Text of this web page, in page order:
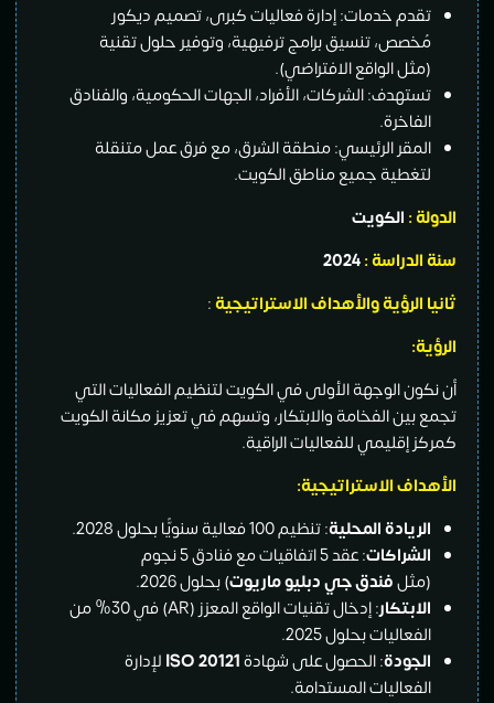
تقدم خدمات: إدارة فعاليات كبرى، تصميم ديكور
مُخصص، تنسيق برامج ترفيهية، وتوفير حلول تقنية
(مثل الواقع الافتراضي).
تستهدف: الشركات، الأفراد، الجهات الحكومية، والفنادق
الفاخرة.
المقر الرئيسي: منطقة الشرق، مع فرق عمل متنقلة
لتغطية جميع مناطق الكويت.
الدولة : الكويت
سنة الدراسة :2024
ثانيا الرؤية والأهداف الاستراتيجية:
الرؤية:
أن نكون الوجهة الأولى في الكويت لتنظيم الفعاليات التي
تجمع بين الفخامة والابتكار، وتسهم في تعزيز مكانة الكويت
كمركز إقليمي للفعاليات الراقية.
الأهداف الاستراتيجية:
الريادة المحلية: تنظيم 100 فعالية سنويًّا بحلول 2028.
الشراكات
: عقد 5 اتفاقيات مع فنادق 5 نجوم
(مثلفندق جي دبليو ماريوت) بحلول 2026.
الابتكار
: إدخال تقنيات الواقع المعزز (AR) في 30% من
الفعاليات بحلول 2025.
الجودة: الحصول على شهادةISO 20121 لإدارة
الفعاليات المستدامة.